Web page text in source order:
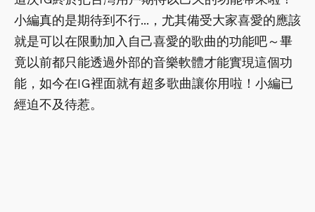
小編真的是期待到不行...，尤其備受大家喜愛的應該
就是可以在限動加入自己喜愛的歌曲的功能吧～畢
竟以前都只能透過外部的音樂軟體才能實現這個功
能，如今在IG裡面就有超多歌曲讓你用啦！小編已
經迫不及待惹。